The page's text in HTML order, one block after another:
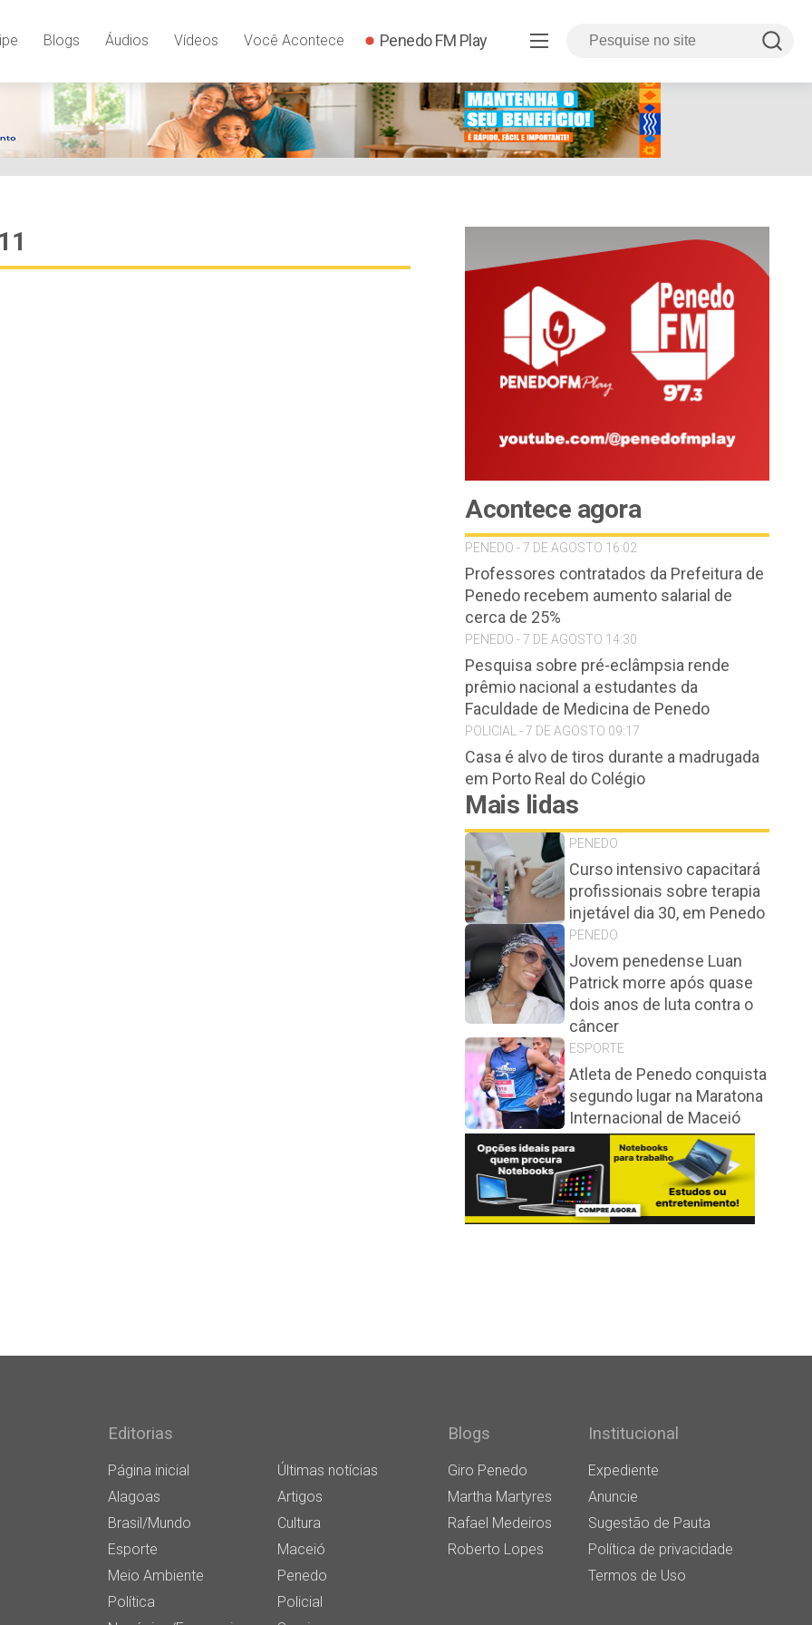
Blogs Áudios Vídeos Você Acontece Penedo FM Play
Acontece agora
PENEDO - 7 DE AGOSTO 16:02
Professores contratados da Prefeitura de
Penedo recebem aumento salarial de
cerca de 25%
PENEDO - 7 DE AGOSTO 14:30
Pesquisa sobre pré-eclâmpsia rende
prêmio nacional a estudantes da
Faculdade de Medicina de Penedo
POLICIAL - 7 DE AGOSTO 09:17
Casa é alvo de tiros durante a madrugada
em Porto Real do Colégio
Mais lidas
PENEDO
Curso intensivo capacitará
profissionais sobre terapia
injetável dia 30, em Penedo
PENEDO
Jovem penedense Luan
Patrick morre após quase
dois anos de luta contra o
câncer
ESPORTE
Atleta de Penedo conquista
segundo lugar na Maratona
Internacional de Maceió
Editorias
Página inicial
Últimas notícias
Alagoas
Artigos
Brasil/Mundo
Cultura
Esporte
Maceió
Meio Ambiente
Penedo
Política
Policial
Blogs
Giro Penedo
Martha Martyres
Rafael Medeiros
Roberto Lopes
Institucional
Expediente
Anuncie
Sugestão de Pauta
Política de privacidade
Termos de Uso